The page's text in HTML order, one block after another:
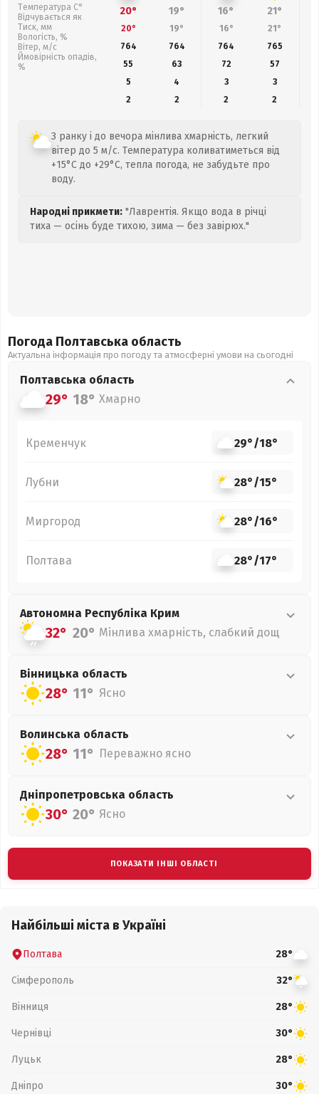
Температура С°
Відчувається як
Тиск, мм
Вологість, %
Вітер, м/с
Ймовірність опадів,
%
20° 19° 16° 21°
20° 19° 16° 21°
764
764 764 765
55
63 72 57
5
4 3
3
2
2 2 2
З ранку і до вечора мінлива хмарність, легкий
вітер до 5 м/с. Температура коливатиметься від
+15°C до +29°C, тепла погода, не забудьте про
воду.
Народні прикмети: "Лаврентія. Якщо вода в річці
тиха — осінь буде тихою, зима — без завірюх."
Погода Полтавська область
Актуальна інформація про погоду та атмосферні умови на сьогодні
Полтавська область
29° 18° Хмарно
Кременчук 29°/18°
Лубни 28°/15°
Миргород 28°/16°
Полтава 28°/17°
Автономна Республіка Крим
32° 20° Мінлива хмарність, слабкий дощ
Вінницька область
28° 11° Ясно
Волинська область
28° 11° Переважно ясно
Дніпропетровська область
30° 20° Ясно
ПОКАЗАТИ ІНШІ ОБЛАСТІ
Найбільші міста в Україні
Полтава 28°
Сімферополь 32°
Вінниця 28°
Чернівці 30°
Луцьк 28°
Дніпро 30°